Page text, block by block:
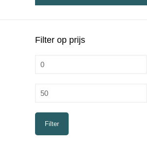
Filter op prijs
Min.
Max.
Filter